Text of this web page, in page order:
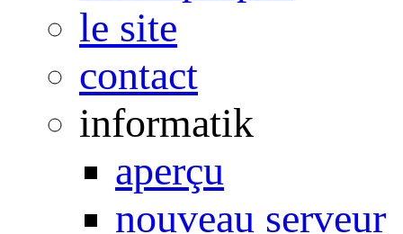
le site
contact
informatik
aperçu
nouveau serveur